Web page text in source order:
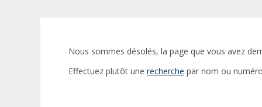
Nous sommes désolés, la page que vous avez
Effectuez plutôt une recherche par nom ou